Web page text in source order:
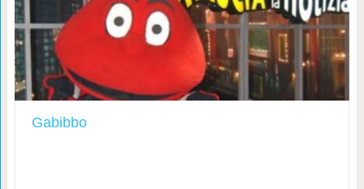
Gabibbo